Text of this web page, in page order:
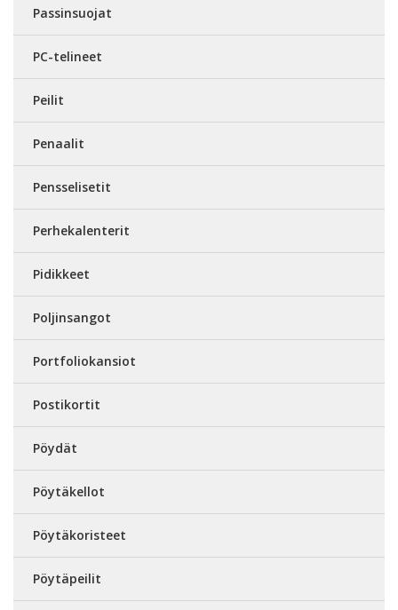
Passinsuojat
PC-telineet
Peilit
Penaalit
Pensselisetit
Perhekalenterit
Pidikkeet
Poljinsangot
Portfoliokansiot
Postikortit
Pöydät
Pöytäkellot
Pöytäkoristeet
Pöytäpeilit